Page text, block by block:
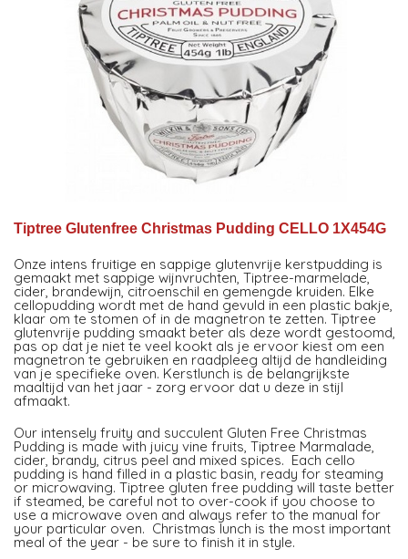
Tiptree Glutenfree Christmas Pudding CELLO 1X454G
Onze intens fruitige en sappige glutenvrije kerstpudding is
gemaakt met sappige wijnvruchten, Tiptree-marmelade,
cider, brandewijn, citroenschil en gemengde kruiden. Elke
cellopudding wordt met de hand gevuld in een plastic bakje,
klaar om te stomen of in de magnetron te zetten. Tiptree
glutenvrije pudding smaakt beter als deze wordt gestoomd,
pas op dat je niet te veel kookt als je ervoor kiest om een
magnetron te gebruiken en raadpleeg altijd de handleiding
van je specifieke oven. Kerstlunch is de belangrijkste
maaltijd van het jaar - zorg ervoor dat u deze in stijl
afmaakt.
Our intensely fruity and succulent Gluten Free Christmas
Pudding is made with juicy vine fruits, Tiptree Marmalade,
cider, brandy, citrus peel and mixed spices. Each cello
pudding is hand filled in a plastic basin, ready for steaming
or microwaving. Tiptree gluten free pudding will taste better
if steamed, be careful not to over-cook if you choose to
use a microwave oven and always refer to the manual for
your particular oven. Christmas lunch is the most important
meal of the year - be sure to finish it in style.